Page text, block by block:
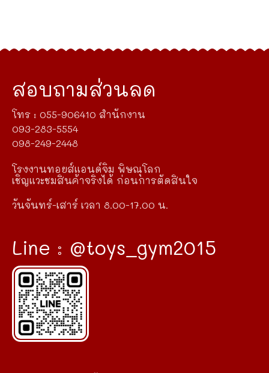
สอบถามส่วนลด
โทร : 055-906410 สำนักงาน
093-283-5554
098-249-2448
โรงงานทอยส์แอนด์จิม พิษณุโลก
เชิญแวะชมสินค้าจริงได้ ก่อนการตัดสินใจ
วันจันทร์-เสาร์ เวลา 8.00-17.00 น.
Line : @toys_gym2015